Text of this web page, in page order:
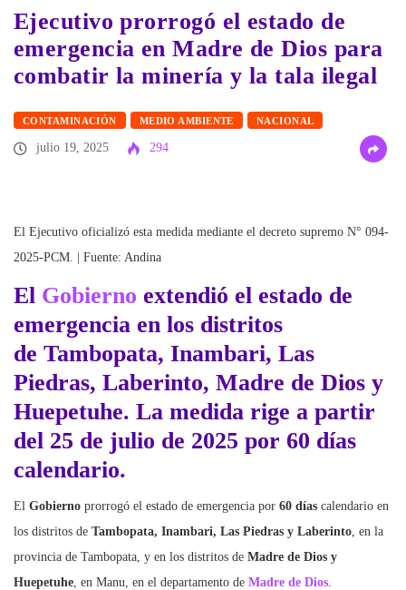
Ejecutivo prorrogó el estado de
emergencia en Madre de Dios para
combatir la minería y la tala ilegal
CONTAMINACIÓN MEDIO AMBIENTE NACIONAL
julio 19, 2025 294
El Ejecutivo oficializó esta medida mediante el decreto supremo N° 094-
2025-PCM. | Fuente: Andina
El Gobierno extendió el estado de
emergencia en los distritos
de Tambopata, Inambari, Las
Piedras, Laberinto, Madre de Dios y
Huepetuhe. La medida rige a partir
del 25 de julio de 2025 por 60 días
calendario.
El Gobierno prorrogó el estado de emergencia por 60 días calendario en
los distritos de Tambopata, Inambari, Las Piedras y Laberinto , en la
provincia de Tambopata, y en los distritos de Madre de Dios y
Huepetuhe , en Manu, en el departamento de Madre de Dios